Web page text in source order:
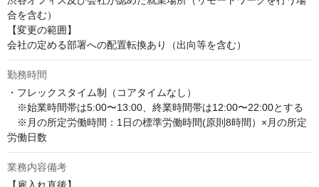
合を含む）
【変更の範囲】
会社の定める部署への配置転換あり（出向等を含む）
勤務時間
・フレックスタイム制（コアタイムなし）
※始業時間帯は5:00〜13:00、終業時間帯は12:00〜22:00とする
※月の所定労働時間：1日の標準労働時間(原則8時間）×月の所定
労働日数
業務内容備考